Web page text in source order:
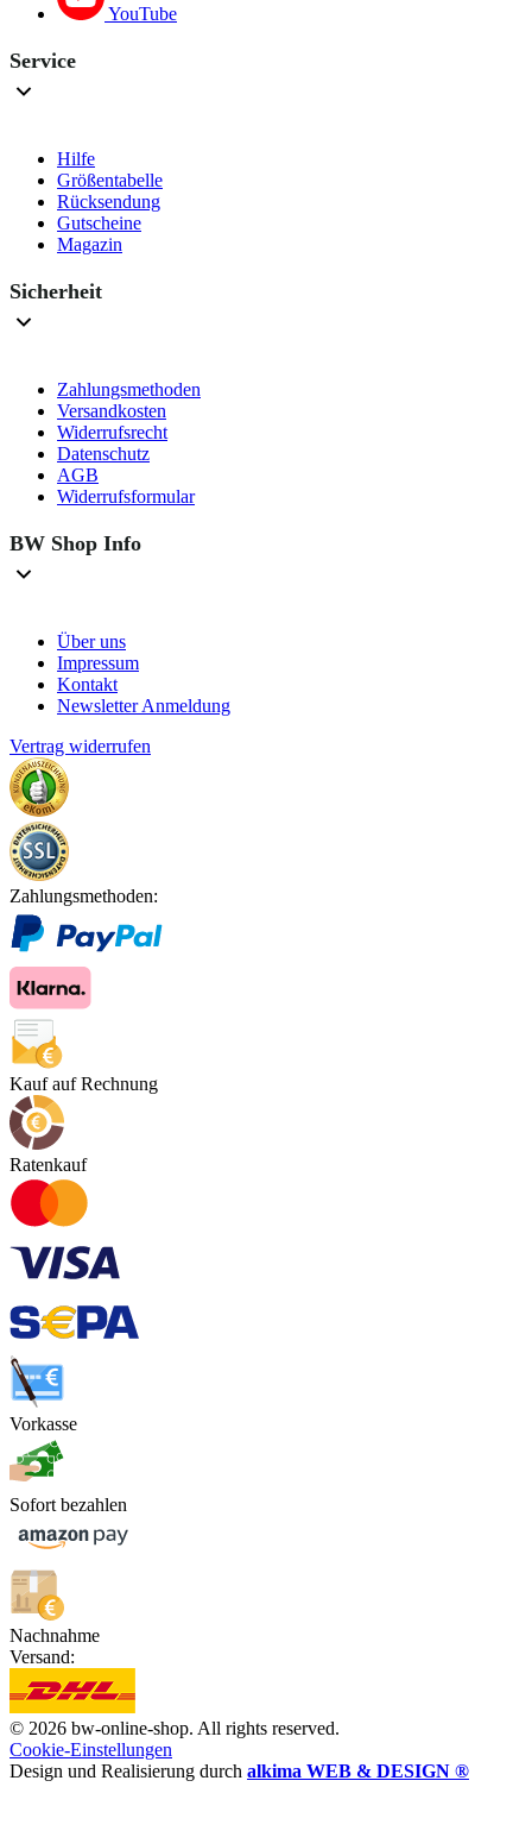
YouTube
Service
Hilfe
Größentabelle
Rücksendung
Gutscheine
Magazin
Sicherheit
Zahlungsmethoden
Versandkosten
Widerrufsrecht
Datenschutz
AGB
Widerrufsformular
BW Shop Info
Über uns
Impressum
Kontakt
Newsletter Anmeldung
Vertrag widerrufen
Zahlungsmethoden:
Kauf auf Rechnung
Ratenkauf
Vorkasse
Sofort bezahlen
Nachnahme
Versand:
© 2026 bw-online-shop. All rights reserved.
Cookie-Einstellungen
Design und Realisierung durch alkima WEB & DESIGN ®